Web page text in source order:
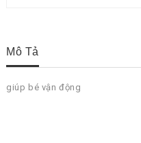
Mô Tả
giúp bé vận động